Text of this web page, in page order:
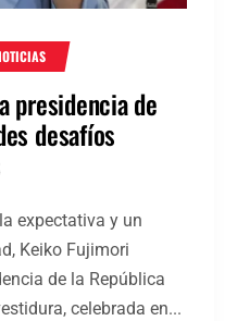
presidencia de
desafíos
expectativa y un
Keiko Fujimori
de la República
celebrada en...